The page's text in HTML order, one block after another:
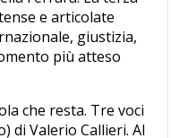
e articolate
giustizia,
più atteso
che resta. Tre voci
di Valerio Callieri. Al